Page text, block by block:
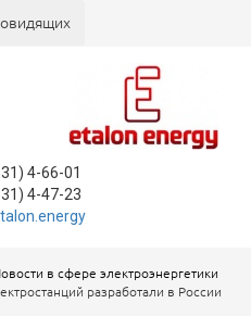
4-66-01
4-47-23
в сфере электроэнергетики
разработали в России